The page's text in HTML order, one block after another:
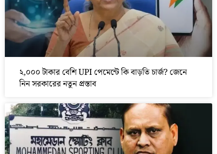
২,০০০ টাকার বেশি UPI পেমেন্টে কি বাড়তি চার্জ? জেনে
নিন সরকারের নতুন প্রস্তাব